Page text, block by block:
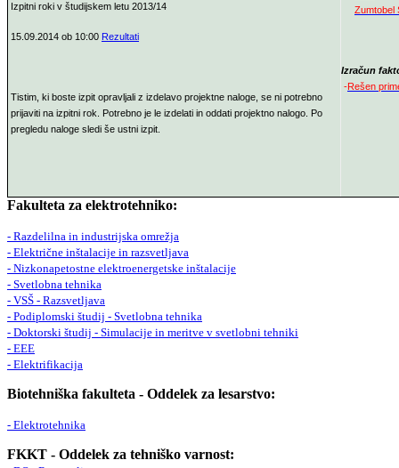
Izpitni roki v študijskem letu 2013/14
15.09.2014 ob 10:00 Rezultati
Tistim, ki boste izpit opravljali z izdelavo projektne naloge, se ni potrebno
prijaviti na izpitni rok. Potrebno je le izdelati in oddati projektno nalogo. Po
pregledu naloge sledi še ustni izpit.
Zumtobel
Izračun
-Rešen
Fakulteta za elektrotehniko:
- Razdelilna in industrijska omrežja
- Električne inštalacije in razsvetljava
- Nizkonapetostne elektroenergetske inštalacije
- Svetlobna tehnika
- VSŠ - Razsvetljava
- Podiplomski študij - Svetlobna tehnika
- Doktorski študij - Simulacije in meritve v svetlobni tehniki
- EEE
- Elektrifikacija
Biotehniška fakulteta - Oddelek za lesarstvo:
- Elektrotehnika
FKKT - Oddelek za tehniško varnost: